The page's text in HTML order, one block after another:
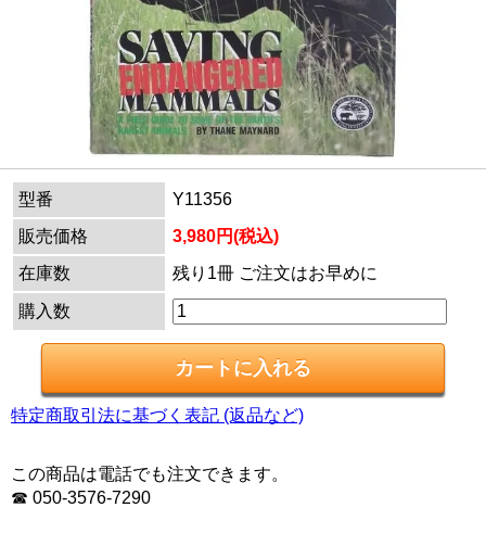
型番
Y11356
販売価格
3,980円(税込)
在庫数
残り1冊 ご注文はお早めに
購入数
特定商取引法に基づく表記 (返品など)
この商品は電話でも注文できます。
☎ 050-3576-7290